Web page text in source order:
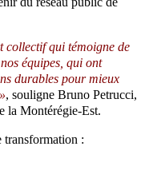
collectif qui témoigne de
équipes, qui ont
durables pour mieux
, souligne Bruno Petrucci,
la Montérégie-Est.
transformation :